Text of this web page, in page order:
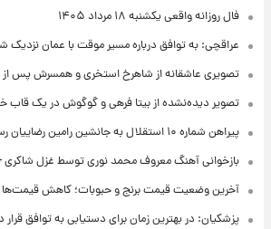
واقعی یکشنبه ۱۸ مرداد ۱۴۰۵
به توافق درباره مسیر موقت با عمان نزدیک شده‌ایم
عاشقانه از شاهرخ استخری و همسرش پس از شایعات
دیده‌نشده از بیتا فرهی و گوگوش در یک قاب خاص + عکس
رامین رضاییان رسید + عکس
آهنگ معروف محمد نوری توسط غزل شاکری + فیلم
وضعیت قیمت برنج و حبوبات؛ کاهش قیمت‌ها واقعیت
در بهترین زمان برای دستیابی به توافق قرار داریم